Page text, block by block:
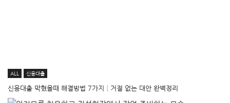
ALL 신용대출
신용대출 막혔을때 해결방법 7가지│거절 없는 대안 완벽정리